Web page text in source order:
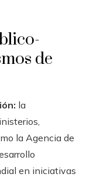
de
la
la Agencia de
en iniciativas